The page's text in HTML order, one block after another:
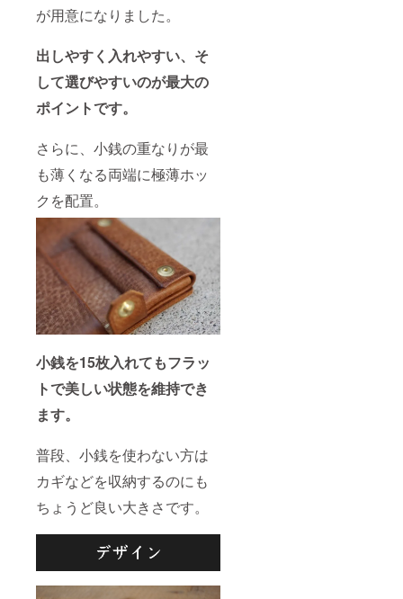
が用意になりました。
出しやすく入れやすい、そ
して選びやすいのが最大の
ポイントです。
さらに、小銭の重なりが最
も薄くなる両端に極薄ホッ
クを配置。
小銭を15枚入れてもフラッ
トで美しい状態を維持でき
ます。
普段、小銭を使わない方は
カギなどを収納するのにも
ちょうど良い大きさです。